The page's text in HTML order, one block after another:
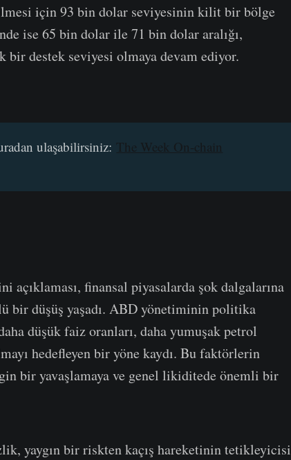
için 93 bin dolar seviyesinin kilit bir bölge
ise 65 bin dolar ile 71 bin dolar aralığı,
bir destek seviyesi olmaya devam ediyor.
ulaşabilirsiniz: The Week On-chain
finansal piyasalarda şok dalgalarına
bir düşüş yaşadı. ABD yönetiminin politika
düşük faiz oranları, daha yumuşak petrol
hedefleyen bir yöne kaydı. Bu faktörlerin
bir yavaşlamaya ve genel likiditede önemli bir
yaygın bir riskten kaçış hareketinin tetikleyicisi